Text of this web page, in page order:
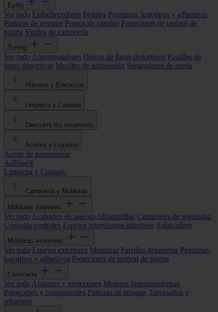
Estilo
Ver todo Embellecedores Pedales Pegatinas, logotipos y adhesivos
Pinturas de retoque Pomos de cambio Protectores de umbral de
puerta Vinilos de carrocería
Tuning
Ver todo Amortiguadores Discos de freno deportivos Pastillas de
freno deportivas Muelles de suspensión Separadores de rueda
Híbridos y Eléctricos
Limpieza y Cuidado
Descubre los recambios
Aceites y Líquidos
Aceite de transmisión
AdBlue®
Limpieza y Cuidado
Carrocería y Molduras
Molduras interiores
Ver todo Acabados de asiento Alfombrillas Cinturones de seguridad
Consolas centrales Espejos retrovisores interiores Salpicadero
Molduras exteriores
Ver todo Espejos exteriores Molduras Parrillas delanteras Pegatinas,
logotipos y adhesivos Protectores de umbral de puerta
Carrocería
Ver todo Aislantes y protectores Motores limpiaparabrisas
Paragolpes y componentes Pinturas de retoque Travesaños y
refuerzos